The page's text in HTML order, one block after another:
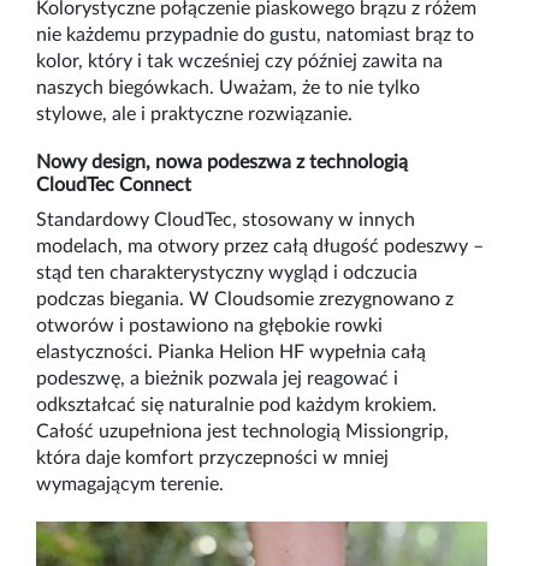
Kolorystyczne połączenie piaskowego brązu z różem
nie każdemu przypadnie do gustu, natomiast brąz to
kolor, który i tak wcześniej czy później zawita na
naszych biegówkach. Uważam, że to nie tylko
stylowe, ale i praktyczne rozwiązanie.
Nowy design, nowa podeszwa z technologią
CloudTec Connect
Standardowy CloudTec, stosowany w innych
modelach, ma otwory przez całą długość podeszwy –
stąd ten charakterystyczny wygląd i odczucia
podczas biegania. W Cloudsomie zrezygnowano z
otworów i postawiono na głębokie rowki
elastyczności. Pianka Helion HF wypełnia całą
podeszwę, a bieżnik pozwala jej reagować i
odkształcać się naturalnie pod każdym krokiem.
Całość uzupełniona jest technologią Missiongrip,
która daje komfort przyczepności w mniej
wymagającym terenie.